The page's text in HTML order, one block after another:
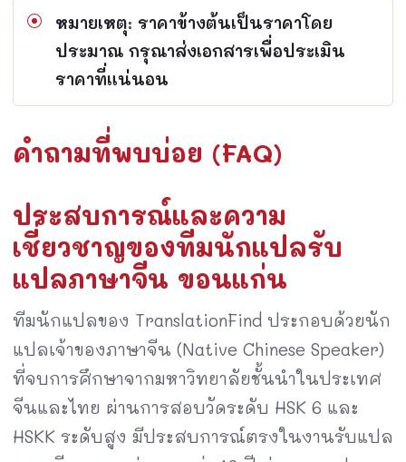
หมายเหตุ: ราคาข้างต้นเป็นราคาโดย
ประมาณ กรุณาส่งเอกสารเพื่อประเมิน
ราคาที่แน่นอน
คำถามที่พบบ่อย (FAQ)
ประสบการณ์และความ
เชี่ยวชาญของทีมนักแปลรับ
แปลภาษาจีน ขอนแก่น
ทีมนักแปลของ TranslationFind ประกอบด้วยนัก
แปลเจ้าของภาษาจีน (Native Chinese Speaker)
ที่จบการศึกษาจากมหาวิทยาลัยชั้นนำในประเทศ
จีนและไทย ผ่านการสอบวัดระดับ HSK 6 และ
HSKK ระดับสูง มีประสบการณ์ตรงในงานรับแปล